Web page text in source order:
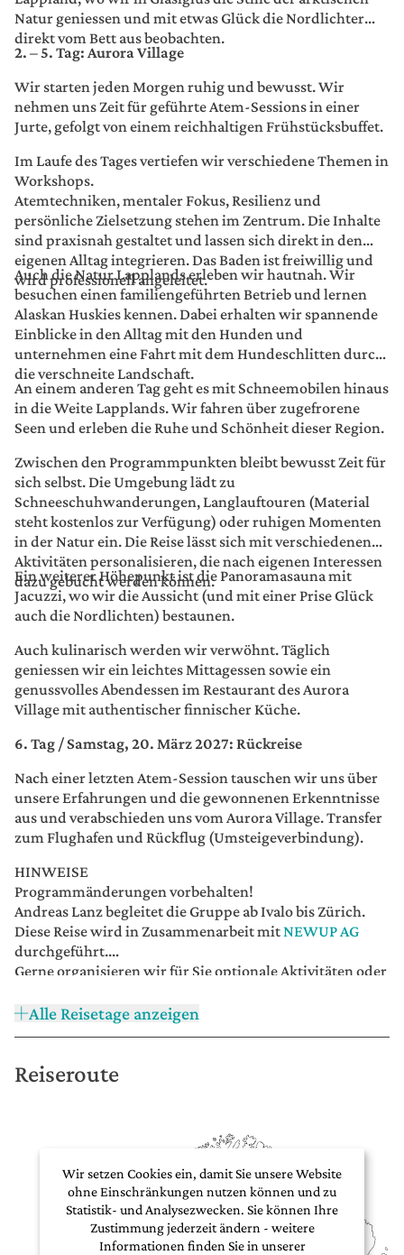
Natur geniessen und mit etwas Glück die Nordlichter
direkt vom Bett aus beobachten.
2. – 5. Tag: Aurora Village
Wir starten jeden Morgen ruhig und bewusst. Wir
nehmen uns Zeit für geführte Atem-Sessions in einer
Jurte, gefolgt von einem reichhaltigen Frühstücksbuffet.
Im Laufe des Tages vertiefen wir verschiedene Themen in
Workshops.
Atemtechniken, mentaler Fokus, Resilienz und
persönliche Zielsetzung stehen im Zentrum. Die Inhalte
sind praxisnah gestaltet und lassen sich direkt in den
eigenen Alltag integrieren. Das Baden ist freiwillig und
wird professionell angeleitet.
Auch die Natur Lapplands erleben wir hautnah. Wir
besuchen einen familiengeführten Betrieb und lernen
Alaskan Huskies kennen. Dabei erhalten wir spannende
Einblicke in den Alltag mit den Hunden und
unternehmen eine Fahrt mit dem Hundeschlitten durch
die verschneite Landschaft.
An einem anderen Tag geht es mit Schneemobilen hinaus
in die Weite Lapplands. Wir fahren über zugefrorene
Seen und erleben die Ruhe und Schönheit dieser Region.
Zwischen den Programmpunkten bleibt bewusst Zeit für
sich selbst. Die Umgebung lädt zu
Schneeschuhwanderungen, Langlauftouren (Material
steht kostenlos zur Verfügung) oder ruhigen Momenten
in der Natur ein. Die Reise lässt sich mit verschiedenen
Aktivitäten personalisieren, die nach eigenen Interessen
dazu gebucht werden können.
Ein weiterer Höhepunkt ist die Panoramasauna mit
Jacuzzi, wo wir die Aussicht (und mit einer Prise Glück
auch die Nordlichten) bestaunen.
Auch kulinarisch werden wir verwöhnt. Täglich
geniessen wir ein leichtes Mittagessen sowie ein
genussvolles Abendessen im Restaurant des Aurora
Village mit authentischer finnischer Küche.
6. Tag / Samstag, 20. März 2027: Rückreise
Nach einer letzten Atem-Session tauschen wir uns über
unsere Erfahrungen und die gewonnenen Erkenntnisse
aus und verabschieden uns vom Aurora Village. Transfer
zum Flughafen und Rückflug (Umsteigeverbindung).
HINWEISE
Programmänderungen vorbehalten!
Andreas Lanz begleitet die Gruppe ab Ivalo bis Zürich.
Diese Reise wird in Zusammenarbeit mitNEWUP AG
durchgeführt.
Gerne organisieren wir für Sie optionale Aktivitäten oder
Das Eisbaden ist immer freiwillig und wird professionell
begleitet. Vorausgesetzt sind gute physische und
Herausforderungen sowie zur Weiterentwicklung
leiden, und das Eisbaden dennoch ausprobieren
möchten, konsultieren Sie vor der Reise bitte Ihre
Hausarztpraxis und lassen Sie uns eine Bestätigung
zukommen, dass Sie diese Methode anwenden dürfen.
Für Personen mit Epilepsie und für Schwangere ist das
Eisbaden nicht geeignet.
Alle Reisetage anzeigen
Reiseroute
Wir setzen Cookies ein, damit Sie unsere Website
ohne Einschränkungen nutzen können und zu
Statistik- und Analysezwecken. Sie können Ihre
Zustimmung jederzeit ändern - weitere
Informationen finden Sie in unserer